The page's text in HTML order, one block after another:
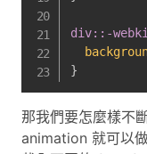
div::-
}
那我們要怎麼樣不
animation 就可以